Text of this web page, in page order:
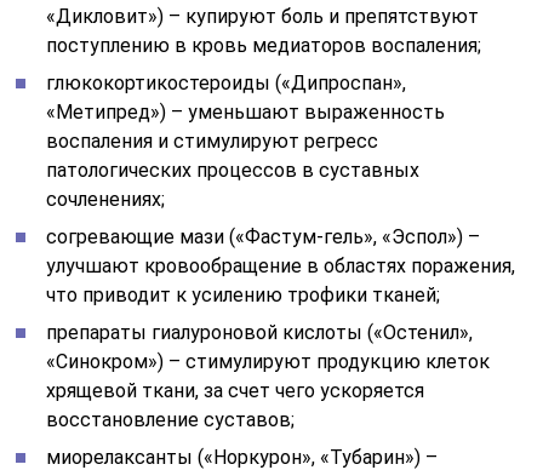
«Дикловит») – купируют боль и препятствуют
поступлению в кровь медиаторов воспаления;
глюкокортикостероиды («Дипроспан»,
«Метипред») – уменьшают выраженность
воспаления и стимулируют регресс
патологических процессов в суставных
сочленениях;
согревающие мази («Фастум-гель», «Эспол») –
улучшают кровообращение в областях поражения,
что приводит к усилению трофики тканей;
препараты гиалуроновой кислоты («Остенил»,
«Синокром») – стимулируют продукцию клеток
хрящевой ткани, за счет чего ускоряется
восстановление суставов;
миорелаксанты («Норкурон», «Тубарин») –